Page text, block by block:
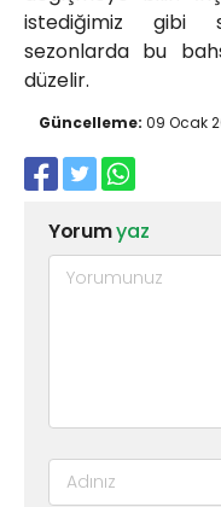
istediğimiz gibi
sezonlarda bu
düzelir.
Güncelleme: 09 Ocak
Yorumyaz